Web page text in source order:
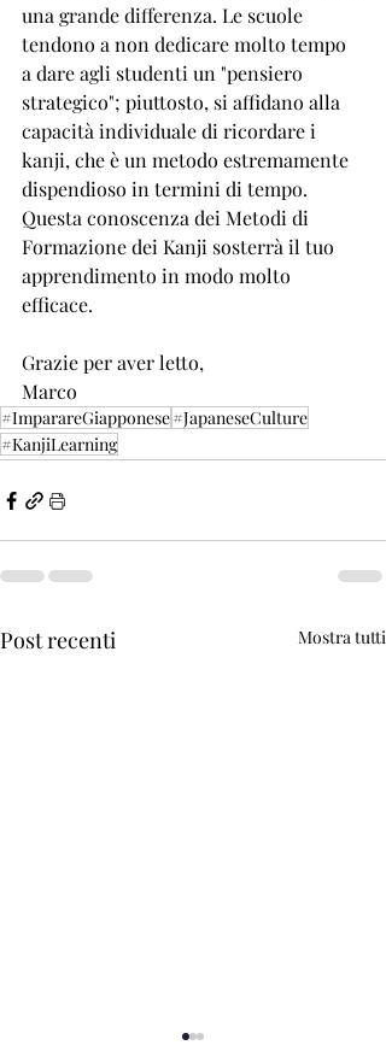
una grande differenza. Le scuole
tendono a non dedicare molto tempo
a dare agli studenti un "pensiero
strategico"; piuttosto, si affidano alla
capacità individuale di ricordare i
kanji, che è un metodo estremamente
dispendioso in termini di tempo.
Questa conoscenza dei Metodi di
Formazione dei Kanji sosterrà il tuo
apprendimento in modo molto
efficace.
Grazie per aver letto,
Marco
#ImparareGiapponese#JapaneseCulture
#KanjiLearning
Post recenti Mostra tutti